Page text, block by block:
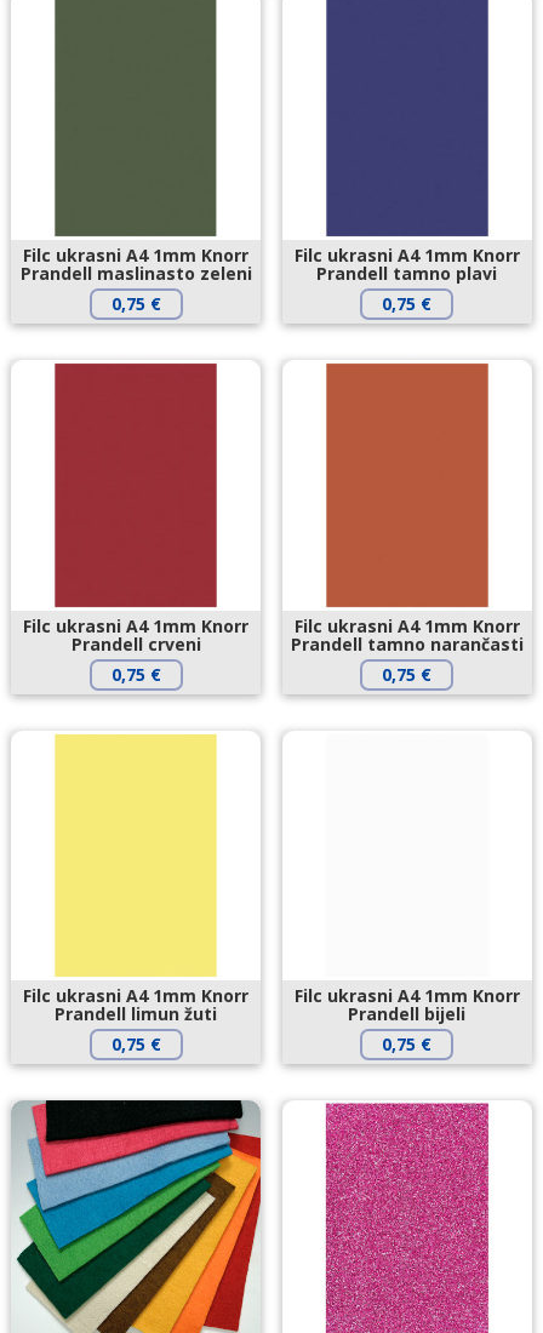
Filc ukrasni A4 1mm Knorr
Prandell maslinasto zeleni
0,75 €
Filc ukrasni A4 1mm Knorr
Prandell tamno plavi
0,75 €
Filc ukrasni A4 1mm Knorr
Prandell crveni
0,75 €
Filc ukrasni A4 1mm Knorr
Prandell tamno narančasti
0,75 €
Filc ukrasni A4 1mm Knorr
Prandell limun žuti
0,75 €
Filc ukrasni A4 1mm Knorr
Prandell bijeli
0,75 €